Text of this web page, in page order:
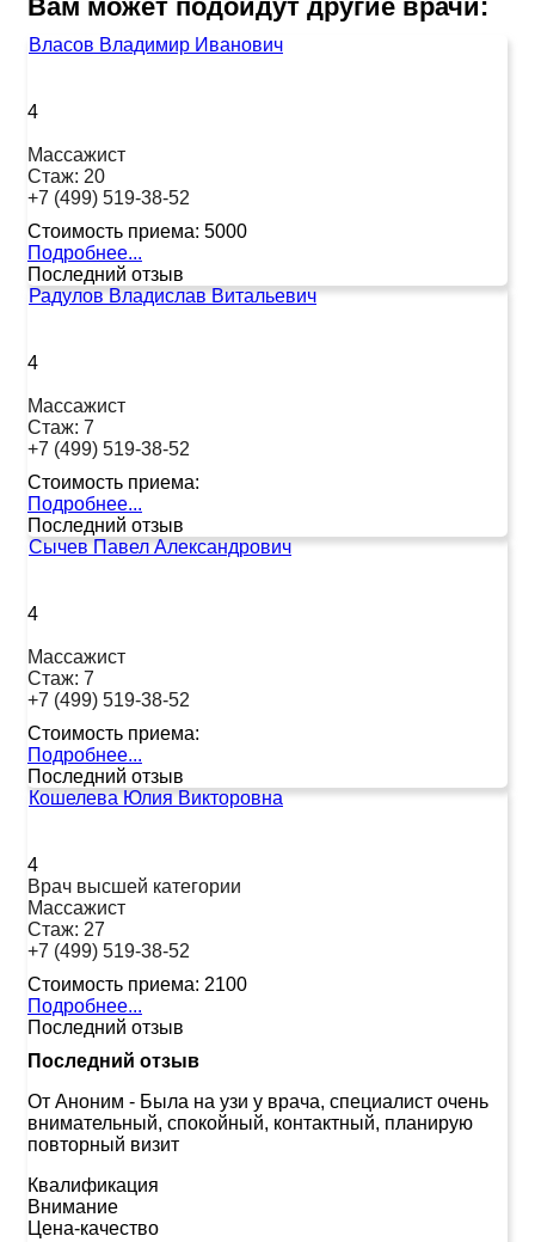
Вам может подойдут другие врачи:
Власов Владимир Иванович
4
Массажист
Стаж: 20
+7 (499) 519-38-52
Стоимость приема: 5000
Подробнее...
Последний отзыв
Радулов Владислав Витальевич
4
Массажист
Стаж: 7
+7 (499) 519-38-52
Стоимость приема:
Подробнее...
Последний отзыв
Сычев Павел Александрович
4
Массажист
Стаж: 7
+7 (499) 519-38-52
Стоимость приема:
Подробнее...
Последний отзыв
Кошелева Юлия Викторовна
4
Врач высшей категории
Массажист
Стаж: 27
+7 (499) 519-38-52
Стоимость приема: 2100
Подробнее...
Последний отзыв
Последний отзыв
От Аноним - Была на узи у врача, специалист очень
внимательный, спокойный, контактный, планирую
повторный визит
Квалификация
Внимание
Цена-качество